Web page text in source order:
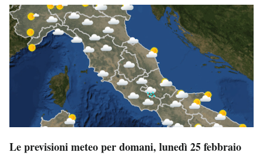
Le previsioni meteo per domani, lunedì 25 febbraio